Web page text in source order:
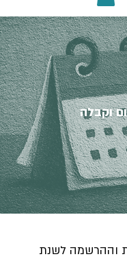
וקבלה
וההרשמה לשנת